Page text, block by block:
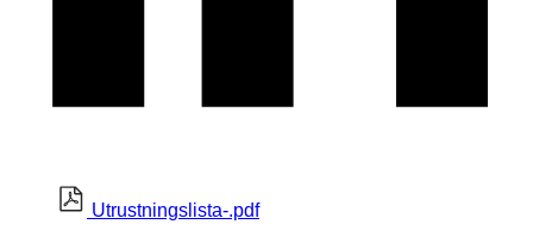
Utrustningslista-.pdf